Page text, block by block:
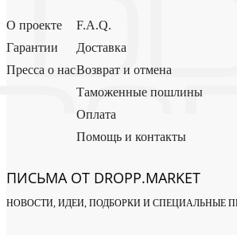
О проекте
Гарантии
Пресса о нас
F.A.Q.
Доставка
Возврат и отмена
Таможенные пошлины
Оплата
Помощь и контакты
ПИСЬМА ОТ DROPP.MARKET
НОВОСТИ, ИДЕИ, ПОДБОРКИ И СПЕЦИАЛЬНЫЕ